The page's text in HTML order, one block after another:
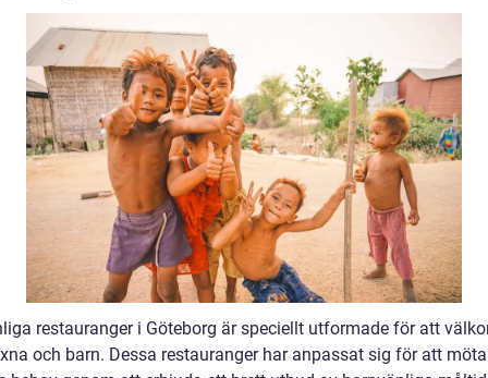
restauranger i Göteborg är speciellt utformade för att
och barn. Dessa restauranger har anpassat sig för att möta